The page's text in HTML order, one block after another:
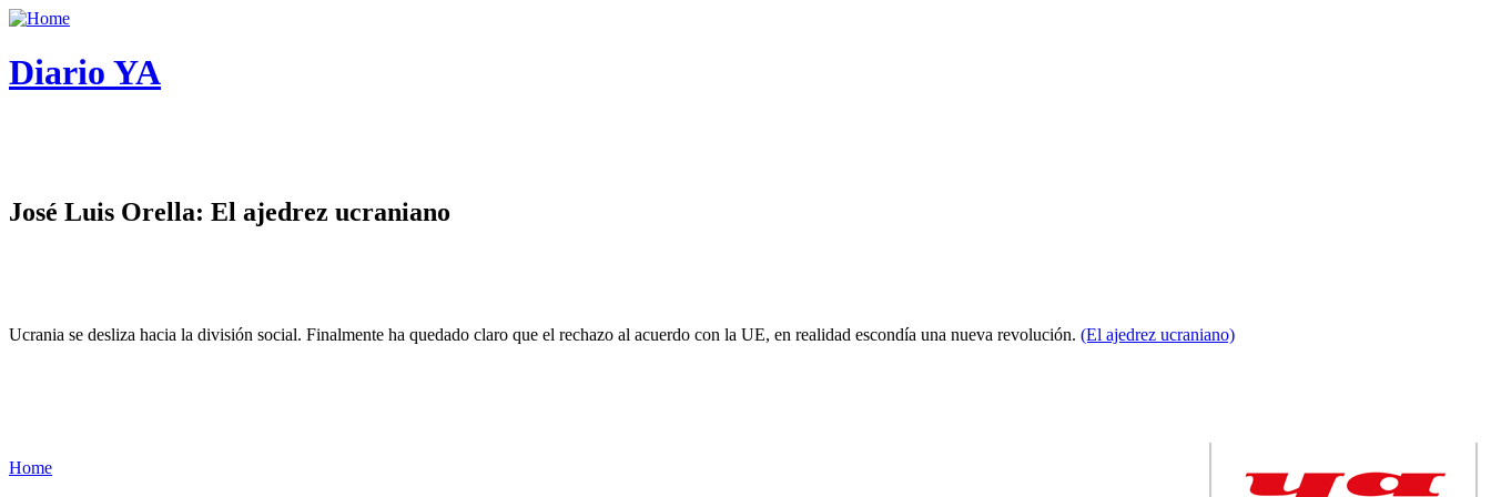
Diario YA
José Luis Orella: El ajedrez ucraniano
Ucrania se desliza hacia la división social. Finalmente ha quedado claro que el rechazo al acuerdo con la UE, en realidad escondía una nueva revolución. (El ajedrez ucraniano)
Home